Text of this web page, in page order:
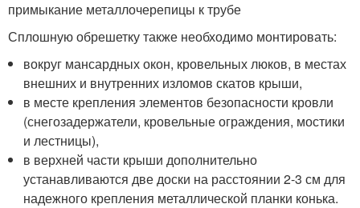
примыкание металлочерепицы к трубе
Сплошную обрешетку также необходимо монтировать:
вокруг мансардных окон, кровельных люков, в местах
внешних и внутренних изломов скатов крыши,
в месте крепления элементов безопасности кровли
(снегозадержатели, кровельные ограждения, мостики
и лестницы),
в верхней части крыши дополнительно
устанавливаются две доски на расстоянии 2-3 см для
надежного крепления металлической планки конька.